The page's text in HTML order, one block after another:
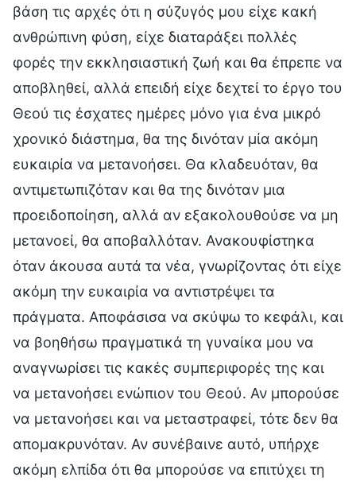
βάση τις αρχές ότι η σύζυγός μου είχε κακή
ανθρώπινη φύση, είχε διαταράξει πολλές
φορές την εκκλησιαστική ζωή και θα έπρεπε να
αποβληθεί, αλλά επειδή είχε δεχτεί το έργο του
Θεού τις έσχατες ημέρες μόνο για ένα μικρό
χρονικό διάστημα, θα της δινόταν μία ακόμη
ευκαιρία να μετανοήσει. Θα κλαδευόταν, θα
αντιμετωπιζόταν και θα της δινόταν μια
προειδοποίηση, αλλά αν εξακολουθούσε να μη
μετανοεί, θα αποβαλλόταν. Ανακουφίστηκα
όταν άκουσα αυτά τα νέα, γνωρίζοντας ότι είχε
ακόμη την ευκαιρία να αντιστρέψει τα
πράγματα. Αποφάσισα να σκύψω το κεφάλι, και
να βοηθήσω πραγματικά τη γυναίκα μου να
αναγνωρίσει τις κακές συμπεριφορές της και
να μετανοήσει ενώπιον του Θεού. Αν μπορούσε
να μετανοήσει και να μεταστραφεί, τότε δεν θα
απομακρυνόταν. Αν συνέβαινε αυτό, υπήρχε
ακόμη ελπίδα ότι θα μπορούσε να επιτύχει τη